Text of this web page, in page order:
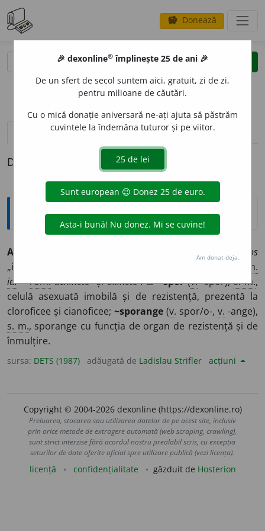
savings Donează
clear
opțiuni
definiții (1)
Definiția cu ID-ul 982375:
Jargon
ACHINETO-
akinetos
„inert, inactiv, fără mișcare” >
germ.
id.>rom. achineto-șiakineto-.□~spor(v.-spor),s. m.,
celulă asexuată imobilă și de rezistență, prezentă la
cloroficee și cianoficee; ~sporange (v. spor/o-, v. -ange),
s. m., sporange cu funcția de organ de rezistență și de
înmulțire.
sursa: DETS (1987) adăugată de Ladislau Strifler acțiuni
Copyright © 2004-2026 dexonline (https://dexonline.ro)
Preluarea, stocarea sau utilizarea datelor de pe acest site, inclusiv
prin orice metode de extragere automată (web scraping, crawling),
sunt strict interzise fără acordul nostru prealabil scris, cu excepția
seturilor de date oferite oficial spre utilizare publică (vezi licența).
licență confidențialitate găzduit de Hosterion
🎉 dexonline® împlinește 25 de ani 🎉
De un sfert de secol suntem aici, gratuit, zi de zi,
pentru milioane de căutări.
Cu o mică donație aniversară ne-ați ajuta să păstrăm
cuvintele la îndemâna tuturor și pe viitor.
Am donat deja.